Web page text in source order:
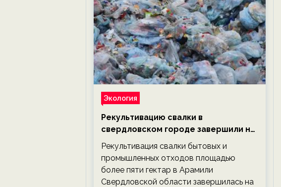
Экология
Рекультивацию свалки в
свердловском городе завершили на
год раньше планируемого срока —
новости экологии на ECOportal
Рекультивация свалки бытовых и
промышленных отходов площадью
более пяти гектар в Арамили
Свердловской области завершилась на